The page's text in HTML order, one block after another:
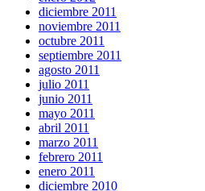
diciembre 2011
noviembre 2011
octubre 2011
septiembre 2011
agosto 2011
julio 2011
junio 2011
mayo 2011
abril 2011
marzo 2011
febrero 2011
enero 2011
diciembre 2010